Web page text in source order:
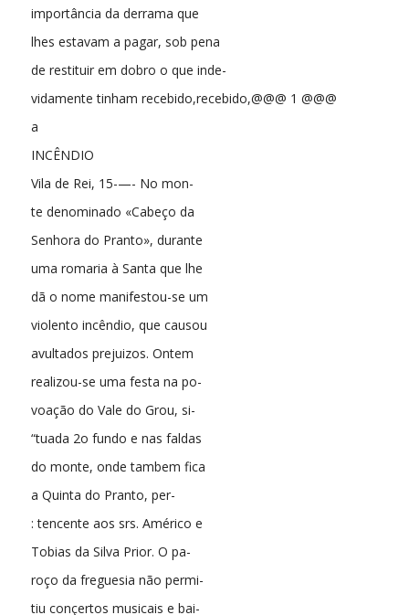
importância da derrama que
lhes estavam a pagar, sob pena
de restituir em dobro o que inde-
vidamente tinham recebido,recebido,@@@ 1 @@@
a
INCÊNDIO
Vila de Rei, 15-—- No mon-
te denominado «Cabeço da
Senhora do Pranto», durante
uma romaria à Santa que lhe
dã o nome manifestou-se um
violento incêndio, que causou
avultados prejuizos. Ontem
realizou-se uma festa na po-
voação do Vale do Grou, si-
“tuada 2o fundo e nas faldas
do monte, onde tambem fica
a Quinta do Pranto, per-
: tencente aos srs. Américo e
Tobias da Silva Prior. O pa-
roço da freguesia não permi-
tiu conçertos musicais e bai-